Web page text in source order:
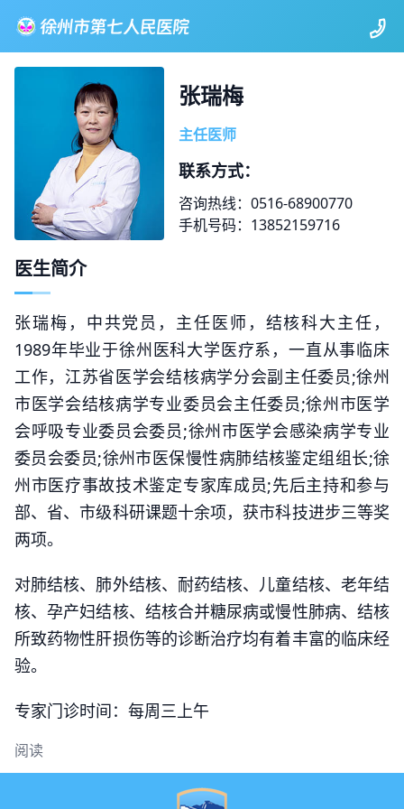
张瑞梅
主任医师
联系方式：
咨询热线：0516-68900770
手机号码：13852159716
医生简介
张瑞梅，中共党员，主任医师，结核科大主任，
1989年毕业于徐州医科大学医疗系，一直从事临床
工作，江苏省医学会结核病学分会副主任委员;徐州
市医学会结核病学专业委员会主任委员;徐州市医学
会呼吸专业委员会委员;徐州市医学会感染病学专业
委员会委员;徐州市医保慢性病肺结核鉴定组组长;徐
州市医疗事故技术鉴定专家库成员;先后主持和参与
部、省、市级科研课题十余项，获市科技进步三等奖
两项。
对肺结核、肺外结核、耐药结核、儿童结核、老年结
核、孕产妇结核、结核合并糖尿病或慢性肺病、结核
所致药物性肝损伤等的诊断治疗均有着丰富的临床经
验。
专家门诊时间：每周三上午
阅读